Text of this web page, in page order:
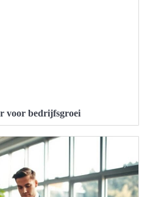
voor bedrijfsgroei